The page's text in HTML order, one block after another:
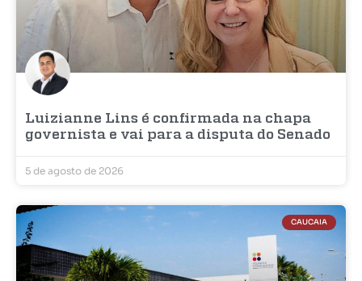
Luizianne Lins é confirmada na chapa
governista e vai para a disputa do Senado
5 de agosto de 2026
CAUCAIA